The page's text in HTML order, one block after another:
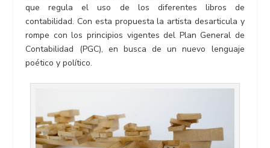
que regula el uso de los diferentes libros de
contabilidad. Con esta propuesta la artista desarticula y
rompe con los principios vigentes del Plan General de
Contabilidad (PGC), en busca de un nuevo lenguaje
poético y político.